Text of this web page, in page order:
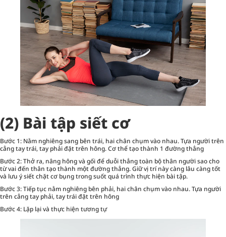
(2) Bài tập siết cơ
Bước 1: Nằm nghiêng sang bên trái, hai chân chụm vào nhau. Tựa người trên
cẳng tay trái, tay phải đặt trên hông. Cơ thể tạo thành 1 đường thẳng
Bước 2: Thở ra, nâng hông và gối để duỗi thẳng toàn bộ thân người sao cho
từ vai đến thân tạo thành một đường thẳng. Giữ vị trí này càng lâu càng tốt
và lưu ý siết chặt cơ bụng trong suốt quá trình thực hiện bài tập.
Bước 3: Tiếp tục nằm nghiêng bên phải, hai chân chụm vào nhau. Tựa người
trên cẳng tay phải, tay trái đặt trên hông
Bước 4: Lặp lại và thực hiện tương tự